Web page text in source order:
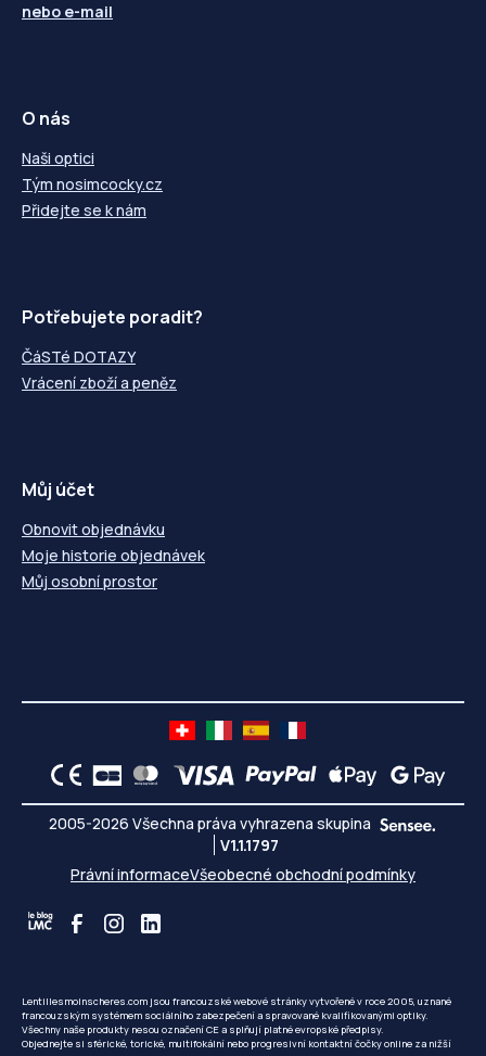
nebo e-mail
O nás
Naši optici
Tým nosimcocky.cz
Přidejte se k nám
Potřebujete poradit?
ČáSTé DOTAZY
Vrácení zboží a peněz
Můj účet
Obnovit objednávku
Moje historie objednávek
Můj osobní prostor
2005-2026 Všechna práva vyhrazena skupina
V1.1.1797
Právní informaceVšeobecné obchodní podmínky
Lentillesmoinscheres.com jsou francouzské webové stránky vytvořené v roce 2005, uznané
francouzským systémem sociálního zabezpečení a spravované kvalifikovanými optiky.
Všechny naše produkty nesou označení CE a splňují platné evropské předpisy.
Objednejte si sférické, torické, multifokální nebo progresivní kontaktní čočky online za nižší